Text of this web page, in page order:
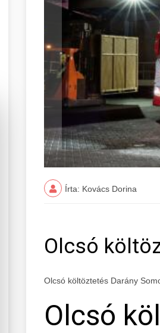
Írta: Kovács Dorina
Olcsó
Olcsó költöztetés Darány
Olcsó